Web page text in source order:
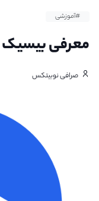
#آموزشی
معرفی
صرافی نوبیتکس